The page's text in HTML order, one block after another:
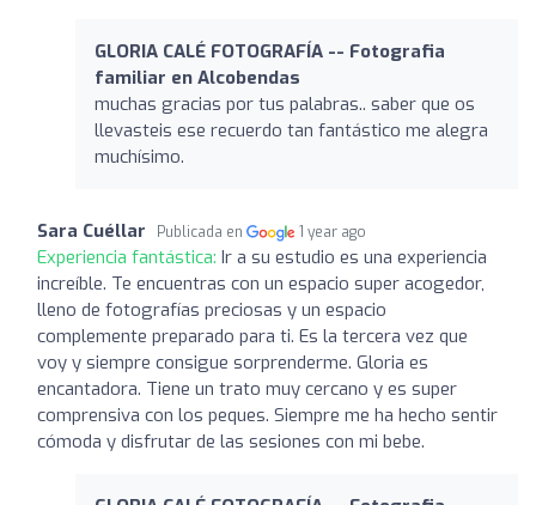
GLORIA CALÉ FOTOGRAFÍA -- Fotografia
familiar en Alcobendas
muchas gracias por tus palabras.. saber que os
llevasteis ese recuerdo tan fantástico me alegra
muchísimo.
Sara Cuéllar Publicada en 1 year ago
Experiencia fantástica: Ir a su estudio es una experiencia
increíble. Te encuentras con un espacio super acogedor,
lleno de fotografías preciosas y un espacio
complemente preparado para ti. Es la tercera vez que
voy y siempre consigue sorprenderme. Gloria es
encantadora. Tiene un trato muy cercano y es super
comprensiva con los peques. Siempre me ha hecho sentir
cómoda y disfrutar de las sesiones con mi bebe.